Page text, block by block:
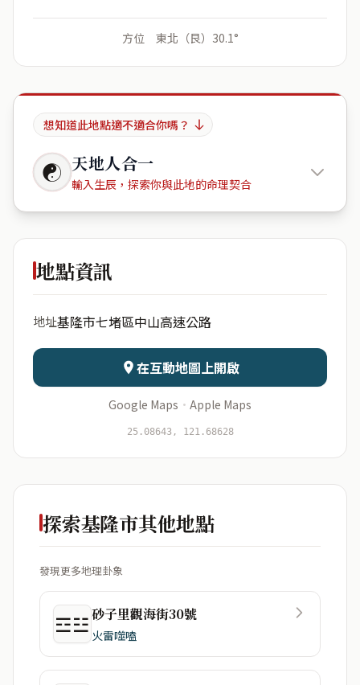
方位 東北（艮）30.1°
想知道此地點適不適合你嗎？
☯ 天地人合一
輸入生辰，探索你與此地的命理契合
堵南鄍
日期 出生時辰
資料僅用於即時分析，不會儲存於伺服器
地點資訊
地址基隆市七堵區中山高速公路
在互動地圖上開啟
Google Maps · Apple Maps
25.08643, 121.68628
探索基隆市其他地點
發現更多地理卦象
☲☳砂子里觀海街30號
火雷噬嗑